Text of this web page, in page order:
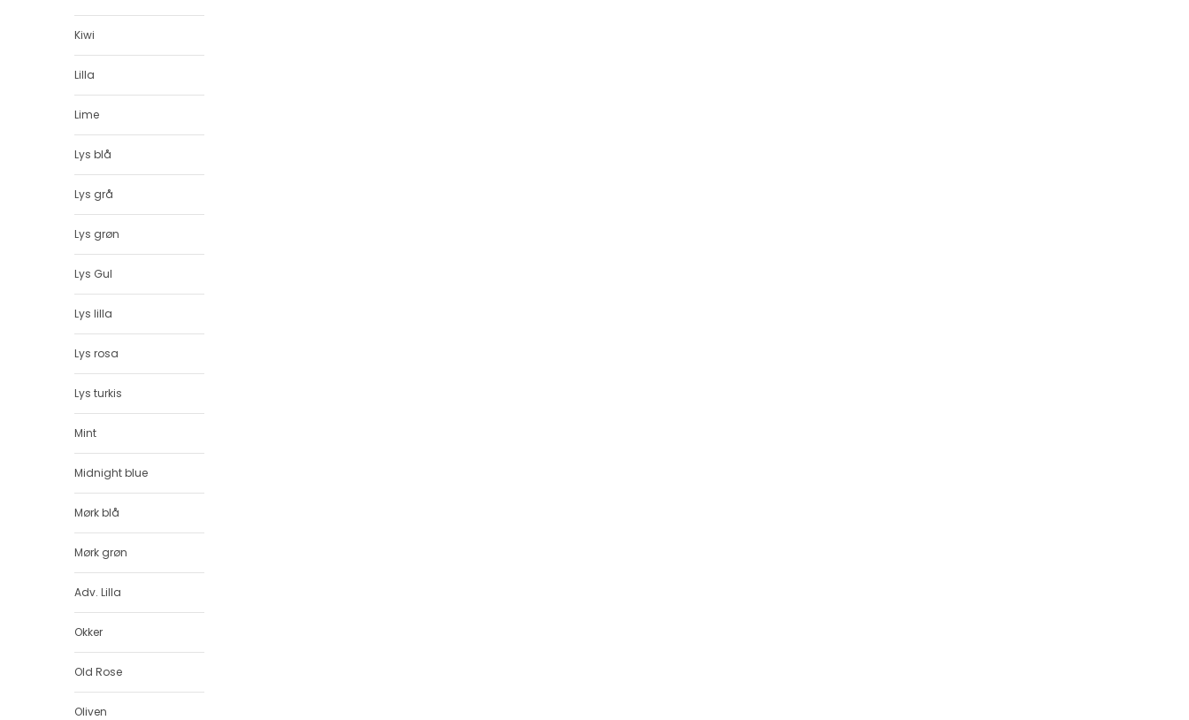
Kiwi
Lilla
Lime
Lys blå
Lys grå
Lys grøn
Lys Gul
Lys lilla
Lys rosa
Lys turkis
Mint
Midnight blue
Mørk blå
Mørk grøn
Adv. Lilla
Okker
Old Rose
Oliven